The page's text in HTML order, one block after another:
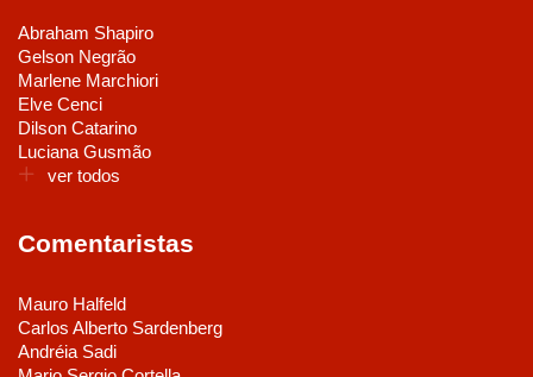
Abraham Shapiro
Gelson Negrão
Marlene Marchiori
Elve Cenci
Dilson Catarino
Luciana Gusmão
ver todos
Comentaristas
Mauro Halfeld
Carlos Alberto Sardenberg
Andréia Sadi